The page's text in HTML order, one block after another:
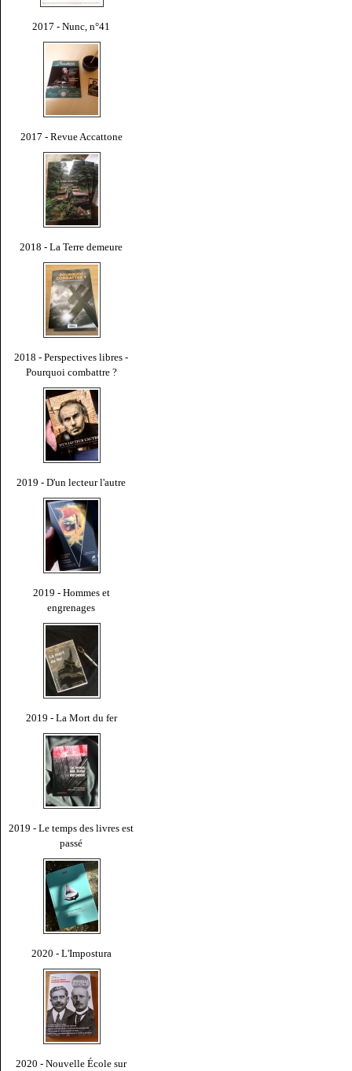
2017 - Nunc, n°41
2017 - Revue Accattone
2018 - La Terre demeure
2018 - Perspectives libres -
Pourquoi combattre ?
2019 - D'un lecteur l'autre
2019 - Hommes et
engrenages
2019 - La Mort du fer
2019 - Le temps des livres est
passé
2020 - L'Impostura
2020 - Nouvelle École sur